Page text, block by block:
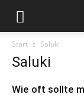
Start Saluki
Saluki
Wie oft sollte